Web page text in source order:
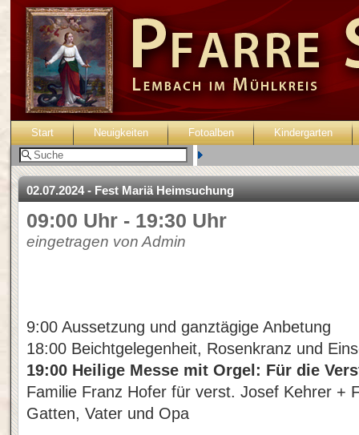
Start Neuigkeiten Fotoalben Kindergarten
02.07.2024 - Fest Mariä Heimsuchung
09:00 Uhr - 19:30 Uhr
eingetragen von Admin
9:00 Aussetzung und ganztägige Anbetung
18:00 Beichtgelegenheit, Rosenkranz und
19:00 Heilige Messe mit Orgel: Für die
Familie Franz Hofer für verst. Josef Kehrer +
Gatten, Vater und Opa